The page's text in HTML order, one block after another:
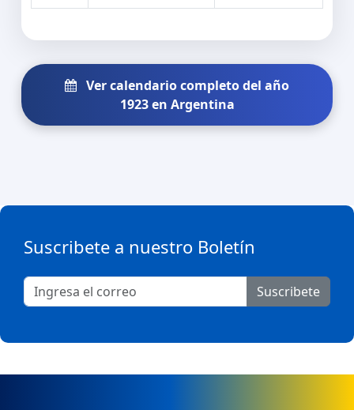
Ver calendario completo del año
1923 en Argentina
Suscribete a nuestro Boletín
Suscribete